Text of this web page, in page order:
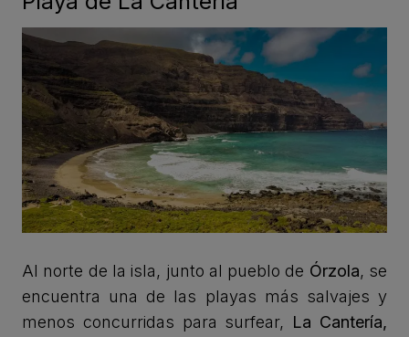
Al norte de la isla, junto al pueblo de Órzola, se
encuentra una de las playas más salvajes y
menos concurridas para surfear, La Cantería,